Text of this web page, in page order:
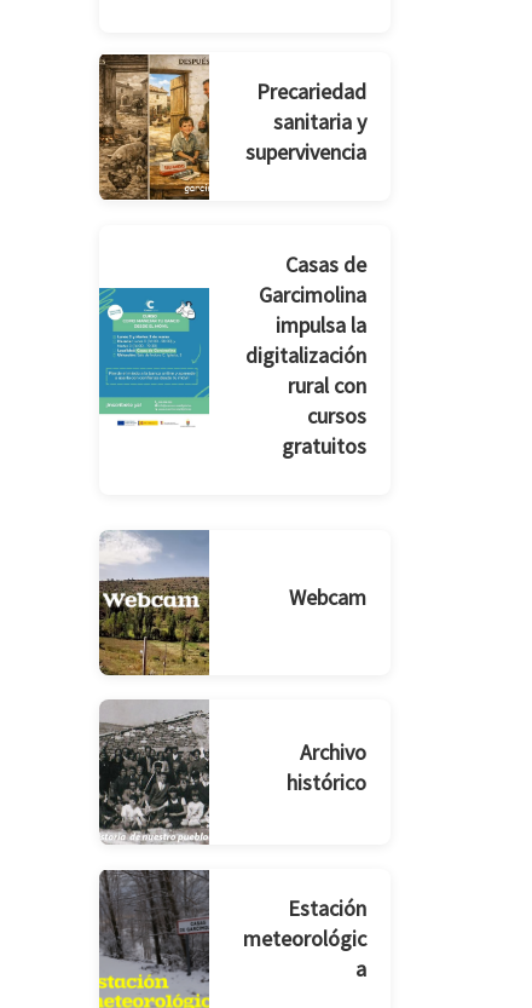
Precariedad
sanitaria y
supervivencia
Casas de
Garcimolina
impulsa la
digitalización
rural con
cursos
gratuitos
Webcam
Archivo
histórico
Estación
meteorológic
a